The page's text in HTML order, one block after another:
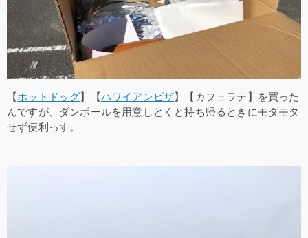
【ホットドッグ】【ハワイアンピザ】【カフェラテ】を買った
んですが、ダンボールを用意しとくと持ち帰るときにモタモタ
せず便利っす。